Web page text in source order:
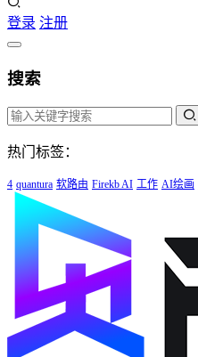
登录 注册
搜索
热门标签：
4 quantura 软路由 Firekb AI 工作 AI绘画